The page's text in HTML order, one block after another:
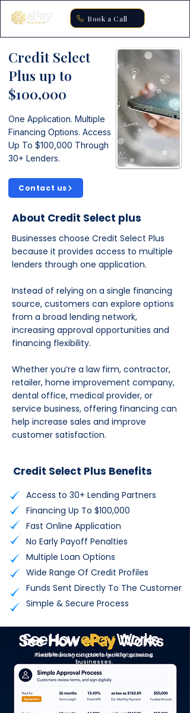
Book a Call
Credit Select
Plus up to
$100,000
One Application. Multiple
Financing Options. Access
Up To $100,000 Through
30+ Lenders.
Contact us
About Credit Select plus
Businesses choose Credit Select Plus
because it provides access to multiple
lenders through one application.
Instead of relying on a single financing
source, customers can explore options
from a broad lending network,
increasing approval opportunities and
financing flexibility.
Whether you’re a law firm, contractor,
retailer, home improvement company,
dental office, medical provider, or
service business, offering financing can
help increase sales and improve
customer satisfaction.
Credit Select Plus Benefits
Access to 30+ Lending Partners
Financing Up To $100,000
Fast Online Application
No Early Payoff Penalties
Multiple Loan Options
Wide Range Of Credit Profiles
Funds Sent Directly To The Customer
Simple & Secure Process
See HowePayWorks
Flexible financing tools built for growing
businesses.